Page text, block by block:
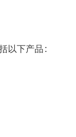
以下产品：